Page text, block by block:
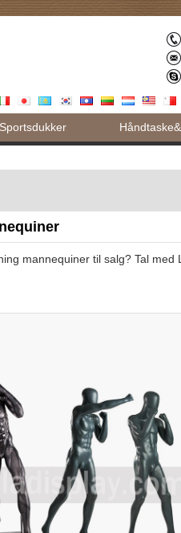
Sportsdukker
mannequiner til salg? Tal